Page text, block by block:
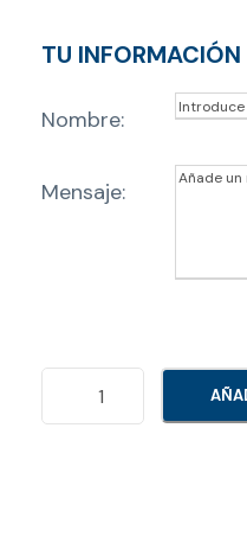
TU INFORMACIÓN
Nombre:
Mensaje:
I